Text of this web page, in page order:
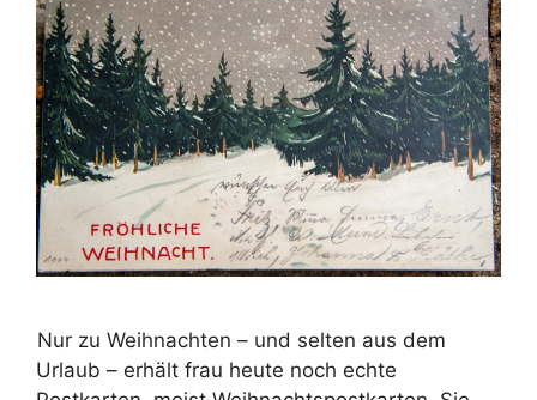
Nur zu Weihnachten – und selten aus dem
Urlaub – erhält frau heute noch echte